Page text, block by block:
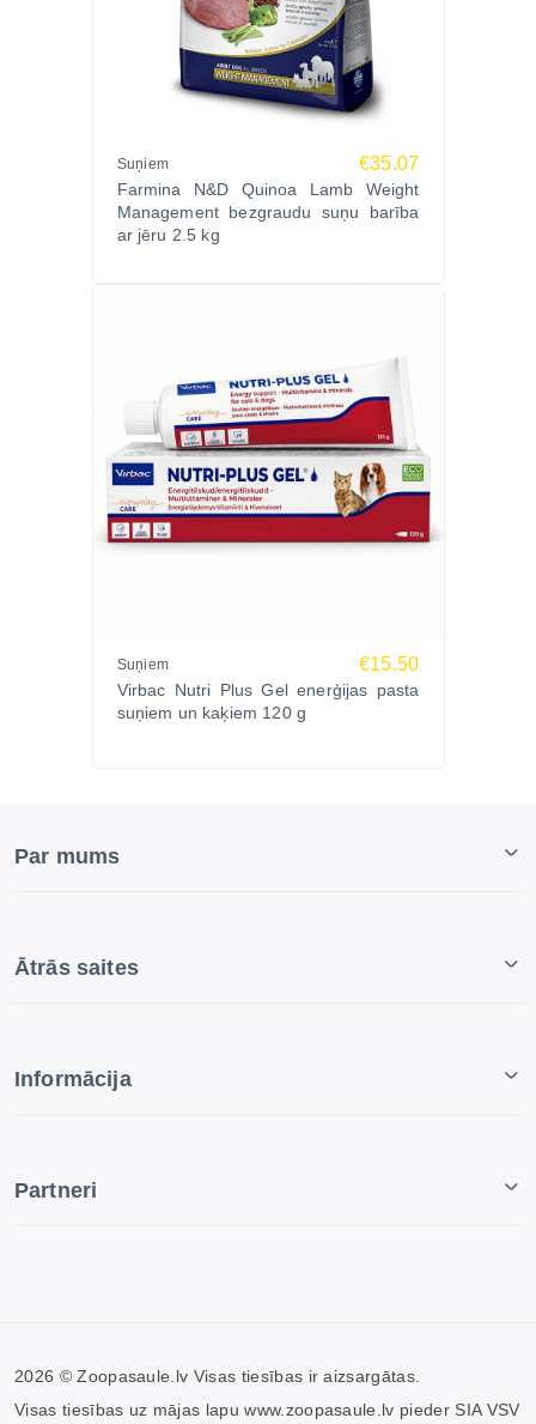
Suņiem €35.07
Farmina N&D Quinoa Lamb Weight
Management bezgraudu suņu barība
ar jēru 2.5 kg
Suņiem €15.50
Virbac Nutri Plus Gel enerģijas pasta
suņiem un kaķiem 120 g
Par mums
Ātrās saites
Informācija
Partneri
2026 © Zoopasaule.lv Visas tiesības ir aizsargātas.
Visas tiesības uz mājas lapu www.zoopasaule.lv pieder SIA VSV